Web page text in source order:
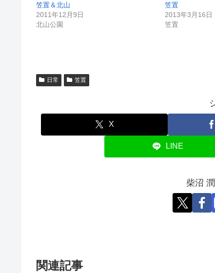
笠置＆北山
2011年12月9日
北山公園
笠置
2013年3月16日
笠置
日常 笠置
X
LINE
柴沼
関連記事